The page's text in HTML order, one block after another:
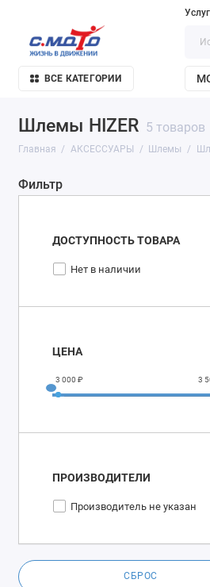
ВСЕ КАТЕГОРИИ
Шлемы HIZER 5 товаров
Главная АКСЕССУАРЫ Шлемы
Фильтр
ДОСТУПНОСТЬ ТОВАРА
Нет в наличии
ЦЕНА
3 000 ₽ 3
ПРОИЗВОДИТЕЛИ
Производитель не указан
СБРОС